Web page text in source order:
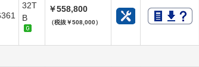
32T
B
￥558,800
（税抜￥508,000）